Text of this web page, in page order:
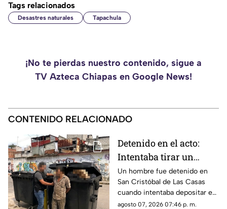
Tags relacionados
Desastres naturales Tapachula
¡No te pierdas nuestro contenido, sigue a
TV Azteca Chiapas en Google News!
CONTENIDO RELACIONADO
Detenido en el acto:
Intentaba tirar un
becerro muerto en un
contenedor de basura
en SCLC
Un hombre fue detenido en
San Cristóbal de Las Casas
cuando intentaba depositar en
un contenedor un costal que
agosto 07, 2026 07:46 p. m.